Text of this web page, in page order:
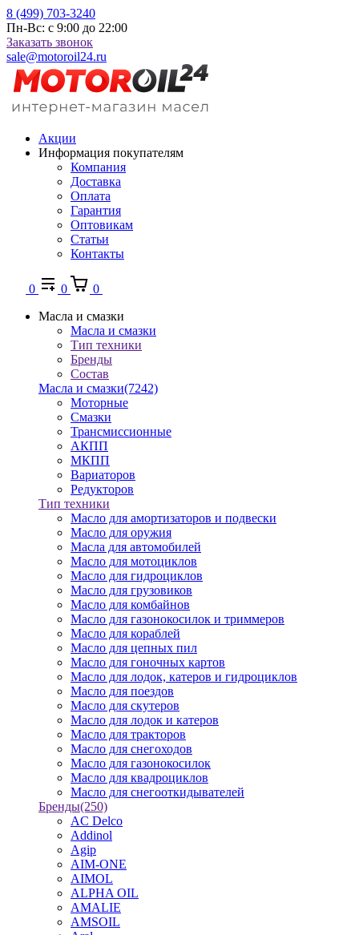
8 (499) 703-3240
Пн-Вс: с 9:00 до 22:00
Заказать звонок
sale@motoroil24.ru
Акции
Информация покупателям
Компания
Доставка
Оплата
Гарантия
Оптовикам
Статьи
Контакты
0 0
0
Масла и смазки
Масла и смазки
Тип техники
Бренды
Состав
Масла и смазки(7242)
Моторные
Смазки
Трансмиссионные
АКПП
МКПП
Вариаторов
Редукторов
Тип техники
Масло для амортизаторов и подвески
Масло для оружия
Масла для автомобилей
Масло для мотоциклов
Масло для гидроциклов
Масло для грузовиков
Масло для комбайнов
Масло для газонокосилок и триммеров
Масло для кораблей
Масло для цепных пил
Масло для гоночных картов
Масло для лодок, катеров и гидроциклов
Масло для поездов
Масло для скутеров
Масло для лодок и катеров
Масло для тракторов
Масло для снегоходов
Масло для газонокосилок
Масло для квадроциклов
Масло для снегооткидывателей
Бренды(250)
AC Delco
Addinol
Agip
AIM-ONE
AIMOL
ALPHA OIL
AMALIE
AMSOIL